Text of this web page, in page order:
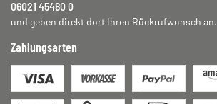
06021 45480 0
und geben direkt dort Ihren Rückrufwunsch an.
Zahlungsarten